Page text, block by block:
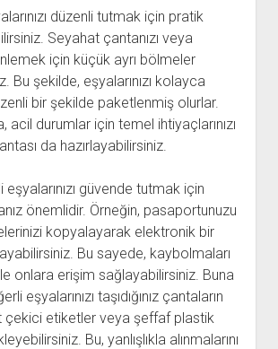
düzenli tutmak için pratik
Seyahat çantanızı veya
için küçük ayrı bölmeler
Bu şekilde, eşyalarınızı kolayca
bir şekilde paketlenmiş olurlar.
acil durumlar için temel ihtiyaçlarınızı
da hazırlayabilirsiniz.
eşyalarınızı güvende tutmak için
önemlidir. Örneğin, pasaportunuzu
kopyalayarak elektronik bir
Bu sayede, kaybolmaları
onlara erişim sağlayabilirsiniz. Buna
eşyalarınızı taşıdığınız çantaların
çekici etiketler veya şeffaf plastik
Bu, yanlışlıkla alınmalarını